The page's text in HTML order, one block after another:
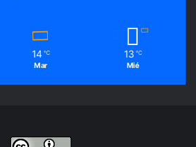
14 ℃
Mar
13 ℃
Mié